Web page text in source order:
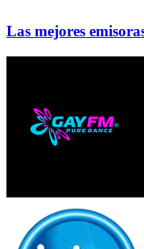
Las mejores